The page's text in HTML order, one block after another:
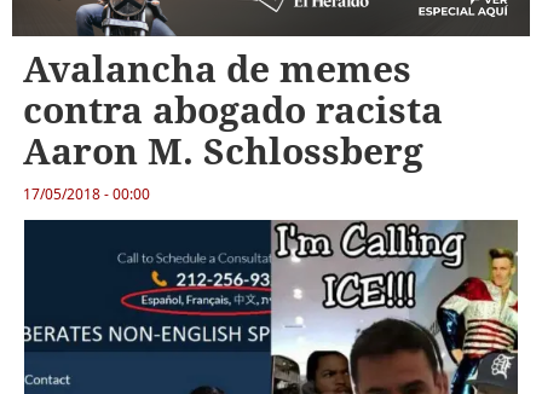
Avalancha de memes
contra abogado racista
Aaron M. Schlossberg
17/05/2018 - 00:00